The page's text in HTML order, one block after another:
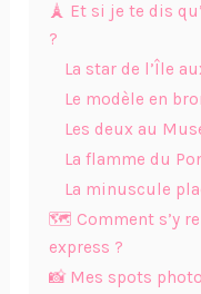
🗼 Et si je te dis
?
La star de l’Île
Le modèle en
Les deux au
La flamme du
La minuscule
🗺️ Comment s’y
express ?
📸 Mes spots